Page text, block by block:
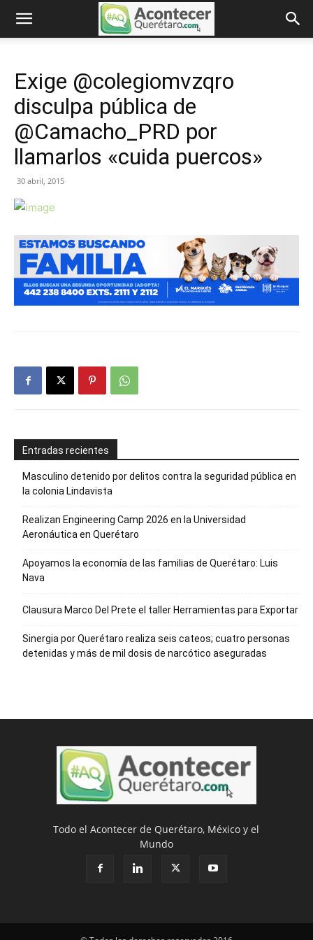
Exige @colegiomvzqro
disculpa pública de
@Camacho_PRD por
llamarlos «cuida puercos»
30 abril, 2015
Entradas recientes
Masculino detenido por delitos contra la seguridad pública en
la colonia Lindavista
Realizan Engineering Camp 2026 en la Universidad
Aeronáutica en Querétaro
Apoyamos la economía de las familias de Querétaro: Luis
Nava
Clausura Marco Del Prete el taller Herramientas para Exportar
Sinergia por Querétaro realiza seis cateos; cuatro personas
detenidas y más de mil dosis de narcótico aseguradas
Todo el Acontecer de Querétaro, México y el
Mundo